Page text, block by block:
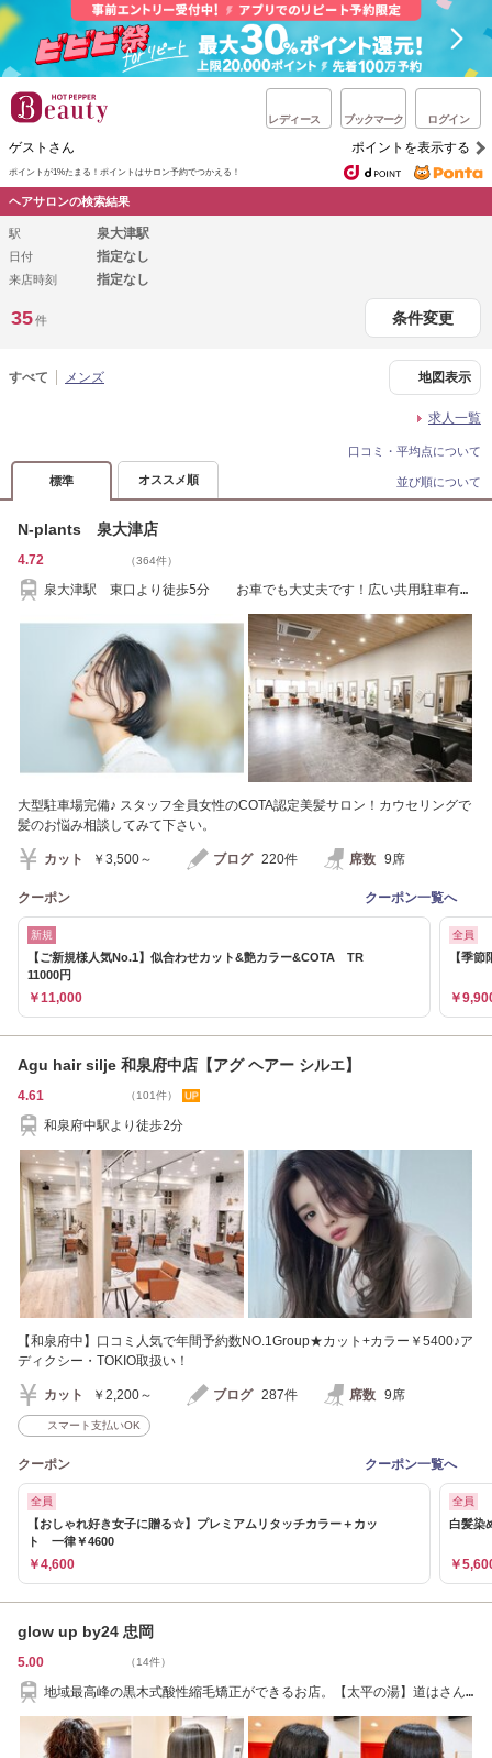
レディース ブックマーク ログイン
ゲストさん ポイントを表示する
ポイントが1%たまる！ ポイントはサロン予約でつかえる！
ヘアサロンの検索結果
駅 泉大津駅
日付 指定なし
来店時刻 指定なし
35件 条件変更
すべて メンズ 地図表示
求人一覧
口コミ・平均点について
標準 オススメ順 並び順について
N-plants 泉大津店
4.72 （364件）
泉大津駅 東口より徒歩5分 お車でも大丈夫です！広い共用駐車有り
大型駐車場完備♪ スタッフ全員女性のCOTA認定美髪サロン！カウセリングで
髪のお悩み相談してみて下さい。
カット ￥3,500～ ブログ 220件 席数 9席
クーポン クーポン一覧へ
新規
【ご新規様人気No.1】似合わせカット&艶カラー&COTA TR
11000円
￥11,000
全員
【季
￥
Agu hair silje 和泉府中店【アグ ヘアー シルエ】
4.61 （101件）
和泉府中駅より徒歩2分
【和泉府中】口コミ人気で年間予約数NO.1Group★カット+カラー￥5400♪ア
ディクシー・TOKIO取扱い！
カット ￥2,200～ ブログ 287件 席数 9席
スマート支払いOK
クーポン クーポン一覧へ
全員
【おしゃれ好き女子に贈る☆】プレミアムリタッチカラー＋カッ
ト 一律￥4600
￥4,600
全員
白髪染
￥
glow up by24 忠岡
5.00 （14件）
地域最高峰の黒木式酸性縮毛矯正ができるお店。【太平の湯】道はさん